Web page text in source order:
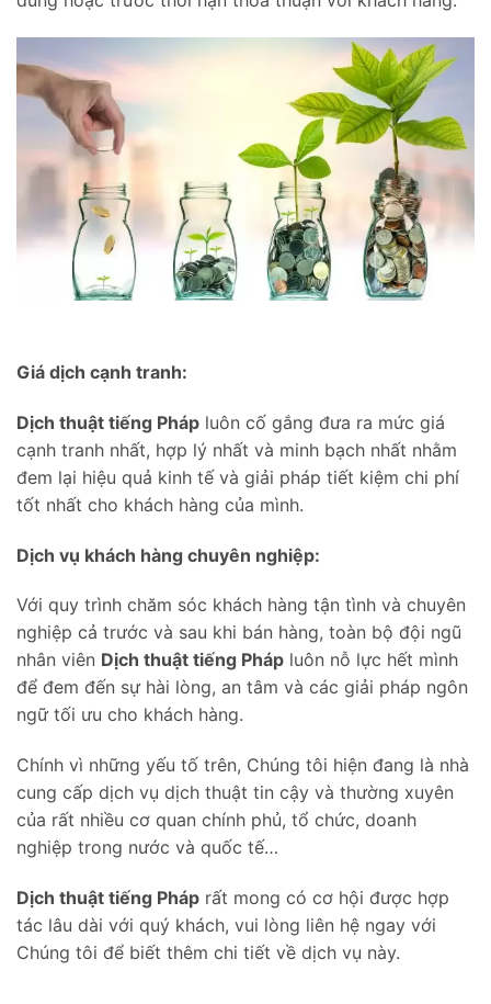
Giá dịch cạnh tranh:
Dịch thuật tiếng Pháp luôn cố gắng đưa ra mức giá
cạnh tranh nhất, hợp lý nhất và minh bạch nhất nhằm
đem lại hiệu quả kinh tế và giải pháp tiết kiệm chi phí
tốt nhất cho khách hàng của mình.
Dịch vụ khách hàng chuyên nghiệp:
Với quy trình chăm sóc khách hàng tận tình và chuyên
nghiệp cả trước và sau khi bán hàng, toàn bộ đội ngũ
nhân viên Dịch thuật tiếng Pháp luôn nỗ lực hết mình
để đem đến sự hài lòng, an tâm và các giải pháp ngôn
ngữ tối ưu cho khách hàng.
Chính vì những yếu tố trên, Chúng tôi hiện đang là nhà
cung cấp dịch vụ dịch thuật tin cậy và thường xuyên
của rất nhiều cơ quan chính phủ, tổ chức, doanh
nghiệp trong nước và quốc tế…
Dịch thuật tiếng Pháp rất mong có cơ hội được hợp
tác lâu dài với quý khách, vui lòng liên hệ ngay với
Chúng tôi để biết thêm chi tiết về dịch vụ này.